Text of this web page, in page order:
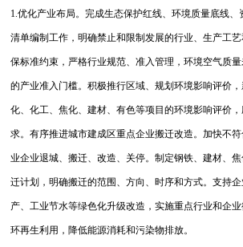
1.优化产业布局。完成生态保护红线、环境质量底线、
清单编制工作，明确禁止和限制发展的行业、生产工
保标准约束，严格行业规范、准入管理，环境空气质
的产业准入门槛。积极推行区域、规划环境影响评价
化、化工、焦化、建材、有色等项目的环境影响评价
求。有序推进城市建成区重点企业搬迁改造。加快不
业企业退城、搬迁、改造、关停。制定钢铁、建材、
迁计划，明确搬迁的范围、方向、时序和方式。支持
产、工业节水等绿色化升级改造，实施重点行业和企
环再生利用，降低能源消耗和污染物排放。